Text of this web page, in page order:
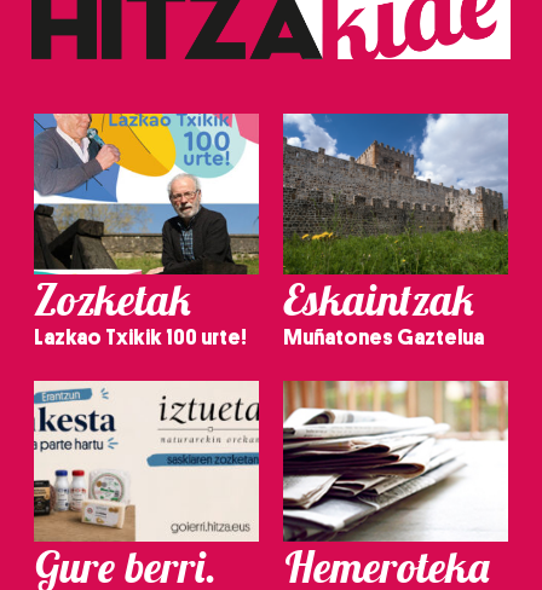
Zozketak
Lazkao Txikik 100 urte!
Eskaintzak
Muñatones Gaztelua
Gure berri. Hemeroteka